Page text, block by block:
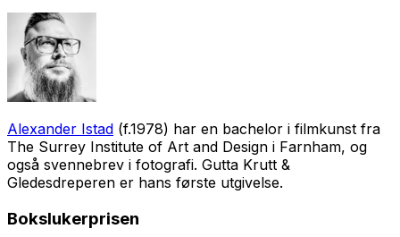
Alexander Istad (f.1978) har en bachelor i filmkunst fra
The Surrey Institute of Art and Design i Farnham, og
også svennebrev i fotografi. Gutta Krutt &
Gledesdreperen er hans første utgivelse.
Bokslukerprisen